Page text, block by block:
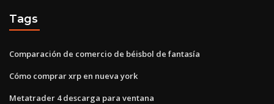
Tags
Comparación de comercio de béisbol de fantasía
Cómo comprar xrp en nueva york
Metatrader 4 descarga para ventana